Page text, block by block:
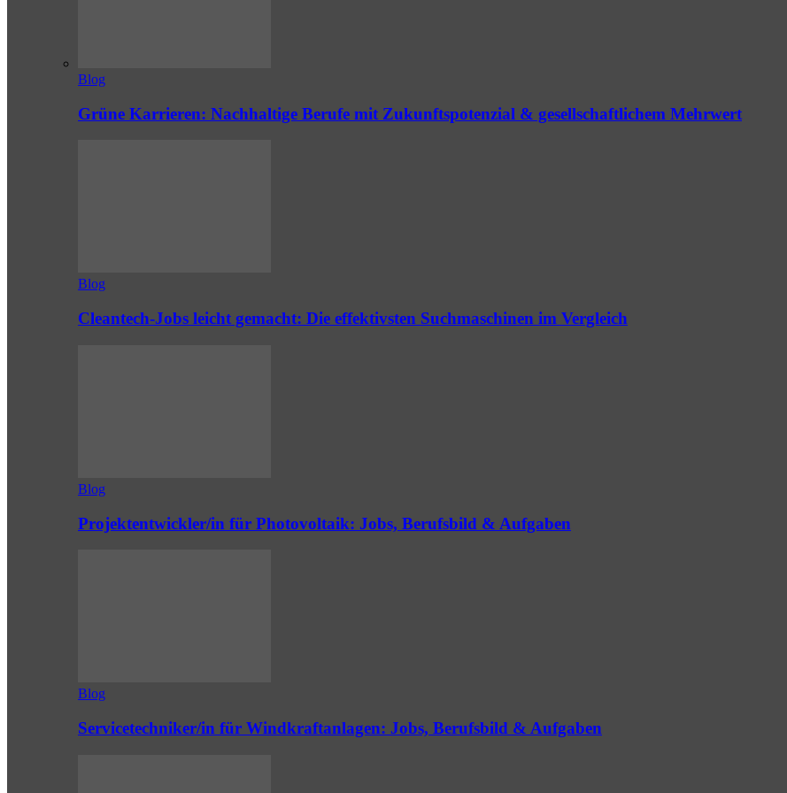
Blog
Grüne Karrieren: Nachhaltige Berufe mit Zukunftspotenzial & gesellschaftlichem Mehrwert
Blog
Cleantech-Jobs leicht gemacht: Die effektivsten Suchmaschinen im Vergleich
Blog
Projektentwickler/in für Photovoltaik: Jobs, Berufsbild & Aufgaben
Blog
Servicetechniker/in für Windkraftanlagen: Jobs, Berufsbild & Aufgaben